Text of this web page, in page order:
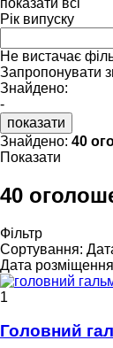
Рік випуску
Не вистачає
Запропонувати
Знайдено:
-
показати
Знайдено: 40
Показати
40
Фільтр
Сортування:
Дата розміщення
1
Головний